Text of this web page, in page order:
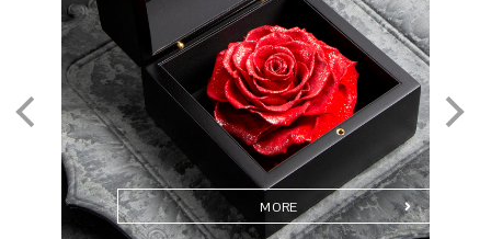
Q. どのくらいの期間楽しめますか？
A. 散ることなく、その姿を長く保ちます。鮮やかな色彩は時を重ね
るごとにやわらかく深みを帯び、やがて穏やかなセピアへと移ろい
ます。その変化さえも美として愉しめるのが、タイムレスローズの
魅力です。
Q. 飾る場所に注意はありますか？
A. 直射日光や高温多湿、乾燥の激しい場所、屋外や火気付近はお避
MORE